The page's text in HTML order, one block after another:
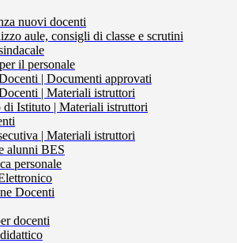
nuovi docenti
aule, consigli di classe e scrutini
il personale
| Documenti approvati
| Materiali istruttori
di Istituto | Materiali istruttori
| Materiali istruttori
alunni BES
personale
Docenti
docenti